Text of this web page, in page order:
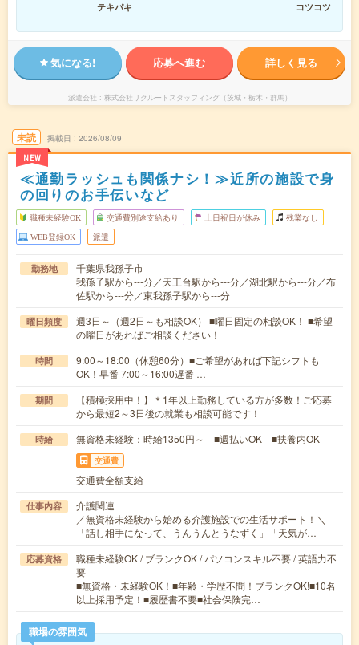
テキパキ
コツコツ
気になる! 応募へ進む 詳しく見る
派遣会社 株式会社リクルートスタッフィング（茨城・栃木・群馬）
未読
NEW
掲載日 2026/08/09
≪通勤ラッシュも関係ナシ！≫近所の施設で身
の回りのお手伝いなど
職種未経験OK 交通費別途支給あり 土日祝日が休み 残業なし
WEB登録OK 派遣
勤務地
千葉県我孫子市
我孫子駅から---分／天王台駅から---分／湖北駅から---分／布
佐駅から---分／東我孫子駅から---分
曜日頻度
週3日～（週2日～も相談OK） ■曜日固定の相談OK！ ■希望
の曜日があればご相談ください！
時間
9:00～18:00（休憩60分）■ご希望があれば下記シフトも
OK！早番 7:00～16:00遅番 …
期間
【積極採用中！】＊1年以上勤務している方が多数！ご応募
から最短2～3日後の就業も相談可能です！
時給 無資格未経験：時給1350円～ ■週払いOK ■扶養内OK
交通費
交通費全額支給
仕事内容
介護関連
／無資格未経験から始める介護施設での生活サポート！＼
「話し相手になって、うんうんとうなずく」「天気が…
応募資格
職種未経験OK / ブランクOK / パソコンスキル不要 / 英語力不
要
■無資格・未経験OK！■年齢・学歴不問！ブランクOK!■10名
以上採用予定！■履歴書不要■社会保険完…
職場の雰囲気